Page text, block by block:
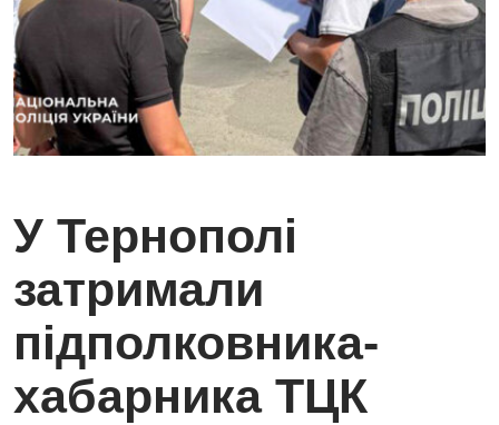
У Тернополі
затримали
підполковника-
хабарника ТЦК